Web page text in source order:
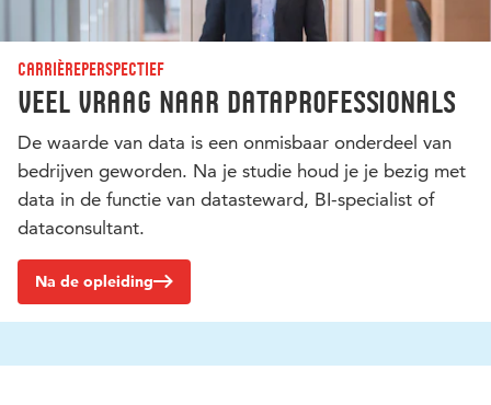
Carrièreperspectief
Veel vraag naar dataprofessionals
De waarde van data is een onmisbaar onderdeel van
bedrijven geworden. Na je studie houd je je bezig met
data in de functie van datasteward, BI-specialist of
dataconsultant.
Na de opleiding